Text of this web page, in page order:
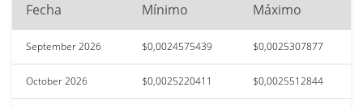
Fecha
Mínimo Máximo
September 2026 $0,0024575439 $0,0025307877
October 2026 $0,0025220411 $0,0025512844